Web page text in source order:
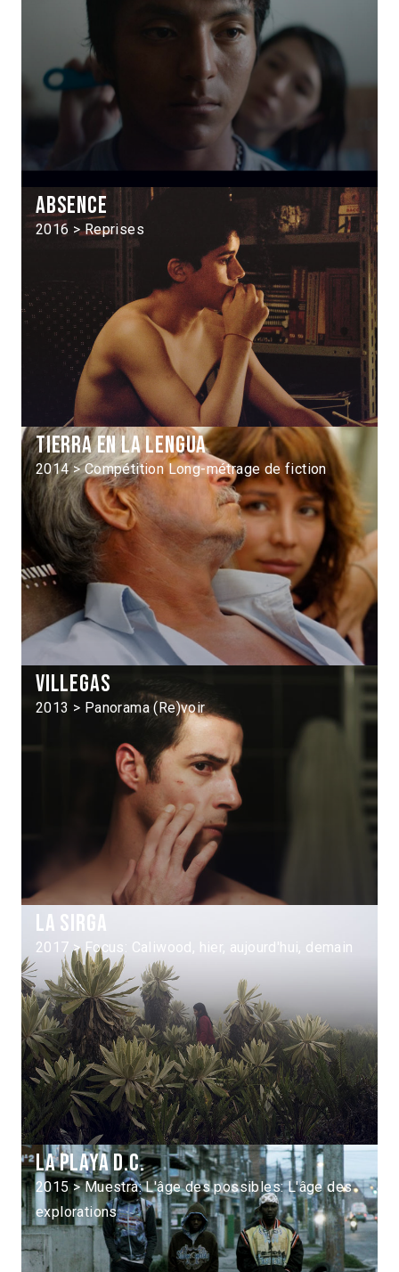
Absence
2016 > Reprises
Tierra en la lengua
2014 > Compétition Long-métrage de fiction
Villegas
2013 > Panorama (Re)voir
La Sirga
2017 > Focus: Caliwood, hier, aujourd'hui, demain
La Playa D.C.
2015 > Muestra: L'âge des possibles: L'âge des
explorations